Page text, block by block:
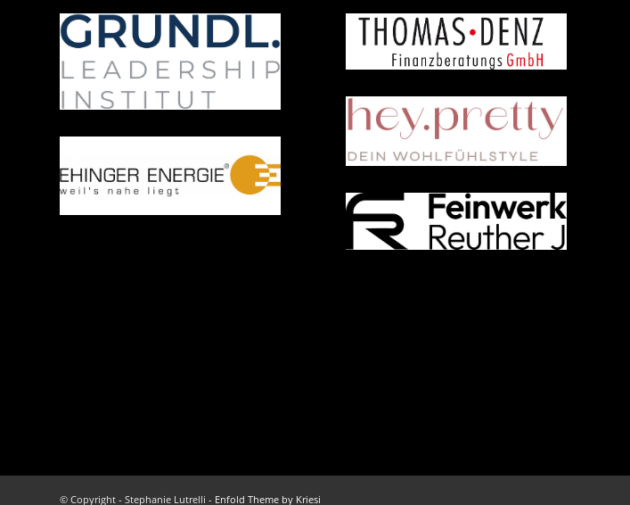
© Copyright - Stephanie Lutrelli - Enfold Theme by Kriesi